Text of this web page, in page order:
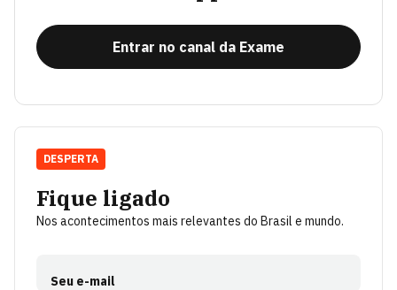
Entrar no canal da Exame
Fique ligado
Nos acontecimentos mais relevantes do Brasil e mundo.
Seu e-mail
DESPERTA